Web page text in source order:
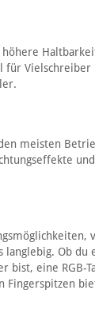
für
meisten
langlebig. Ob du
bist, eine RGB-
Fingerspitzen